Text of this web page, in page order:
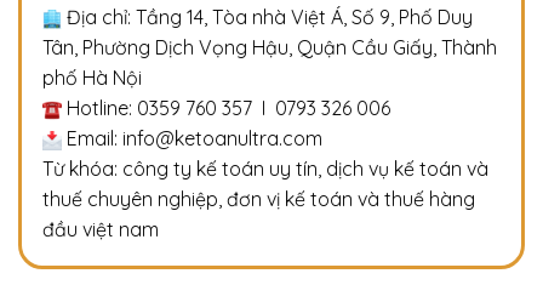
Địa chỉ: Tầng 14, Tòa nhà Việt Á, Số 9, Phố Duy
Tân, Phường Dịch Vọng Hậu, Quận Cầu Giấy, Thành
phố Hà Nội
Hotline: 0359 760 357 I 0793 326 006
Email: info@ketoanultra.com
Từ khóa: công ty kế toán uy tín, dịch vụ kế toán và
thuế chuyên nghiệp, đơn vị kế toán và thuế hàng
đầu việt nam